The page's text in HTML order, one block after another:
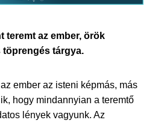
teremt az ember, örök
tárgya.
ember az isteni képmás, más
hogy mindannyian a teremtő
lények vagyunk. Az